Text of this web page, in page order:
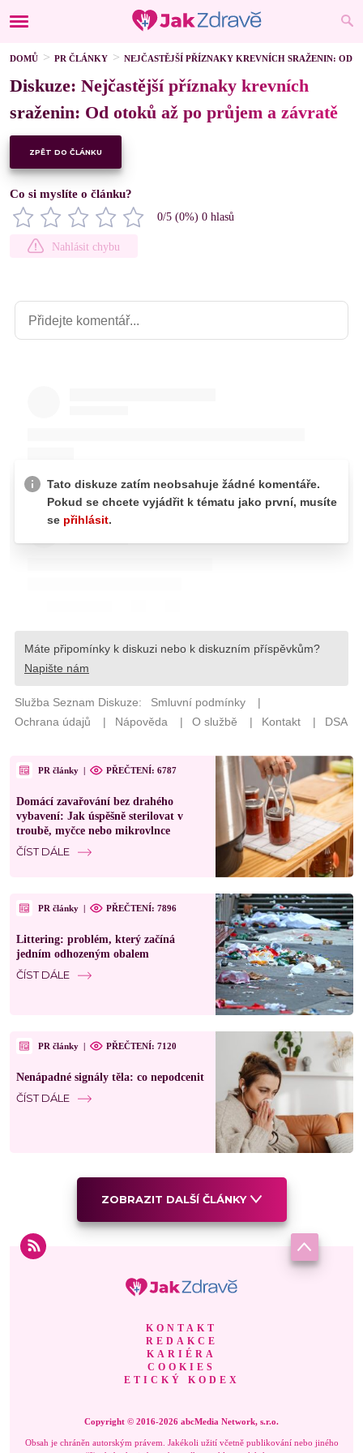
DOMŮ PR ČLÁNKY NEJČASTĚJŠÍ PŘÍZNAKY KREVNÍCH SRAŽENIN: OD
Diskuze: Nejčastější příznaky krevních
sraženin: Od otoků až po průjem a závratě
ZPĚT DO ČLÁNKU
Co si myslíte o článku?
0/5 (0%) 0 hlasů
Nahlásit chybu
PR články | PŘEČTENÍ: 6787
Domácí zavařování bez drahého
vybavení: Jak úspěšně sterilovat v
troubě, myčce nebo mikrovlnce
ČÍST DÁLE
PR články | PŘEČTENÍ: 7896
Littering: problém, který začíná
jedním odhozeným obalem
ČÍST DÁLE
PR články | PŘEČTENÍ: 7120
Nenápadné signály těla: co nepodcenit
ČÍST DÁLE
ZOBRAZIT DALŠÍ ČLÁNKY
KONTAKT
REDAKCE
KARIÉRA
COOKIES
ETICKÝ KODEX
Copyright © 2016-2026 abcMedia Network, s.r.o.
Obsah je chráněn autorským právem. Jakékoli užití včetně publikování nebo jiného